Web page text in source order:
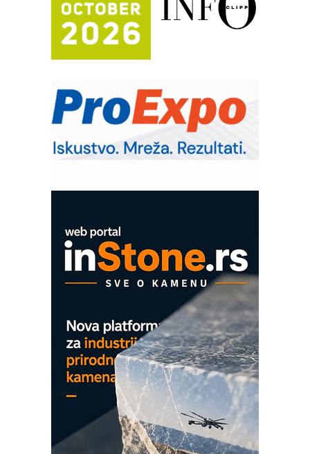
Trajna oznaka kao dugoročna korist
Bezbednost na prvom mestu!
IB BLUMENAUER - više od 40 godina
poverenja u industriji
– Pametna signalizacija za efikasnije
upravljanje mašinama
Sigurnije ispitivanje transformatora u
solarnim elektranama i vetroparkovima
Pranje točkova na gradilištu- standard
Proizvodnja iC7 Hybrid 1500 VDC
COMBYPACK
EVOKS Maintenance Management
ROSA i SCHUNK podižu proizvodnju
Detekcija različitih oblika